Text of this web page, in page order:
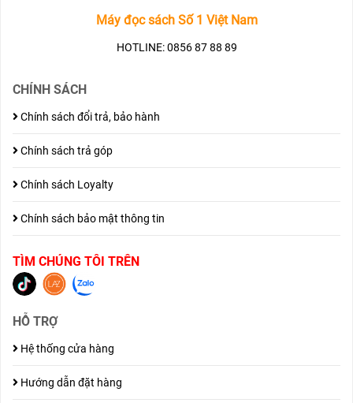
Máy đọc sách Số 1 Việt Nam
HOTLINE: 0856 87 88 89
CHÍNH SÁCH
Chính sách đổi trả, bảo hành
Chính sách trả góp
Chính sách Loyalty
Chính sách bảo mật thông tin
TÌM CHÚNG TÔI TRÊN
HỖ TRỢ
Hệ thống cửa hàng
Hướng dẫn đặt hàng